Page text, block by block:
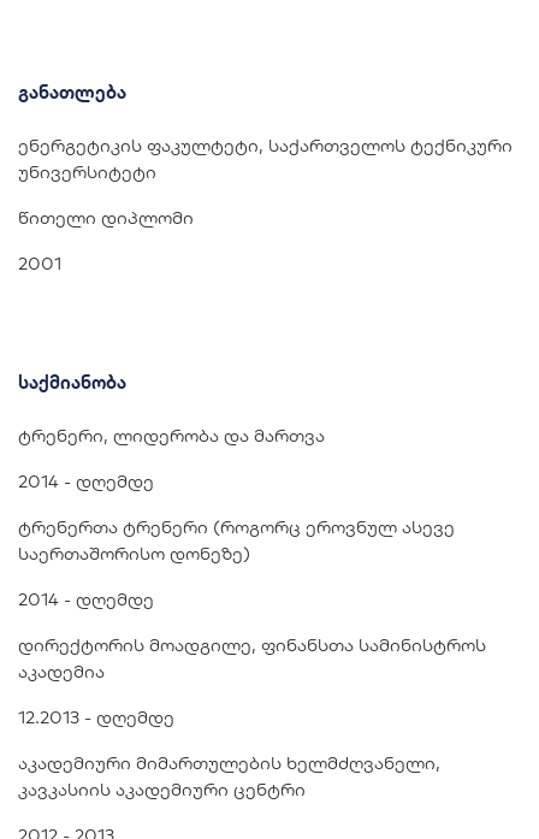
განათლება
ენერგეტიკის ფაკულტეტი, საქართველოს ტექნიკური
უნივერსიტეტი
წითელი დიპლომი
2001
საქმიანობა
ტრენერი, ლიდერობა და მართვა
2014 - დღემდე
ტრენერთა ტრენერი (როგორც ეროვნულ ასევე
საერთაშორისო დონეზე)
2014 - დღემდე
დირექტორის მოადგილე, ფინანსთა სამინისტროს
აკადემია
12.2013 - დღემდე
აკადემიური მიმართულების ხელმძღვანელი,
კავკასიის აკადემიური ცენტრი